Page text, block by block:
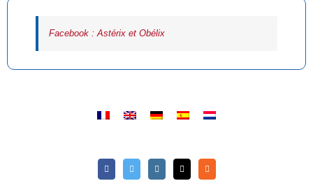
Facebook : Astérix et Obélix